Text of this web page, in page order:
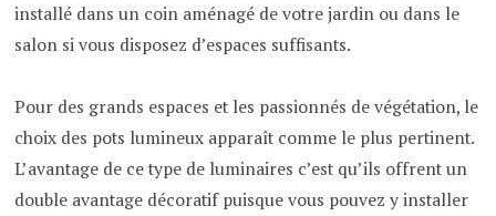
installé dans un coin aménagé de votre jardin ou dans le
salon si vous disposez d’espaces suffisants.
Pour des grands espaces et les passionnés de végétation, le
choix des pots lumineux apparaît comme le plus pertinent.
L’avantage de ce type de luminaires c’est qu’ils offrent un
double avantage décoratif puisque vous pouvez y installer